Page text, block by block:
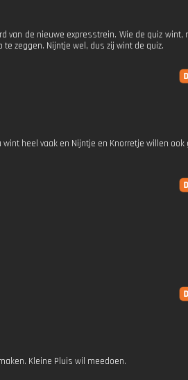
de nieuwe expresstrein. Wie de quiz wint,
zeggen. Nijntje wel, dus zij wint de quiz.
heel vaak en Nijntje en Knorretje willen ook
Kleine Pluis wil meedoen.